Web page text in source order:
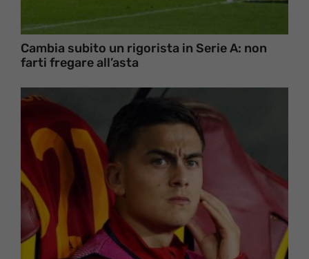
Cambia subito un rigorista in Serie A: non
farti fregare all’asta